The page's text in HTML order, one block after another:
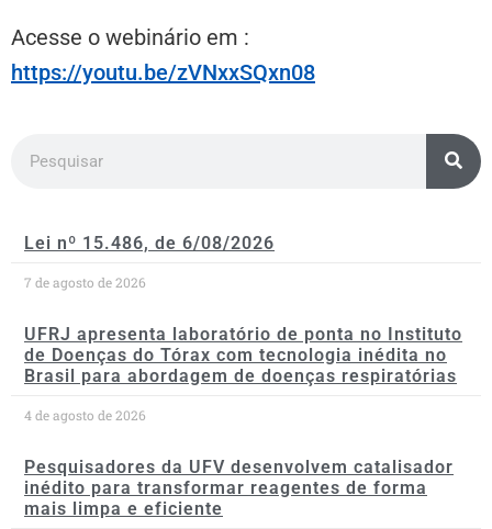
Acesse o webinário em :
https://youtu.be/zVNxxSQxn08
Lei nº 15.486, de 6/08/2026
7 de agosto de 2026
UFRJ apresenta laboratório de ponta no Instituto
de Doenças do Tórax com tecnologia inédita no
Brasil para abordagem de doenças respiratórias
4 de agosto de 2026
Pesquisadores da UFV desenvolvem catalisador
inédito para transformar reagentes de forma
mais limpa e eficiente